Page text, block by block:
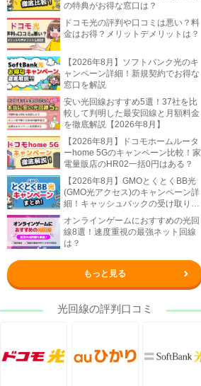
の特典がお得な窓口は？
ドコモ光の評判や口コミは悪い？料
金はお得？メリットデメリットは？
【2026年8月】ソフトバンク光のキ
ャンペーン詳細！新規契約でお得な
窓口を解説
安い光回線おすすめ5選！37社を比
較して判明した最安回線と月額料金
を徹底解説【2026年8月】
【2026年8月】ドコモホームルータ
ーhome 5Gのキャンペーン比較！家
電量販店のHR02一括0円はある？
【2026年8月】GMOとくとくBB光
(GMO光アクセス)のキャンペーン詳
細！キャッシュバックの受け取り方
法も解説
オンラインゲームにおすすめの光回
線8選！速度重視の最強ネット回線
は？
もっと見る
光回線の評判口コミ